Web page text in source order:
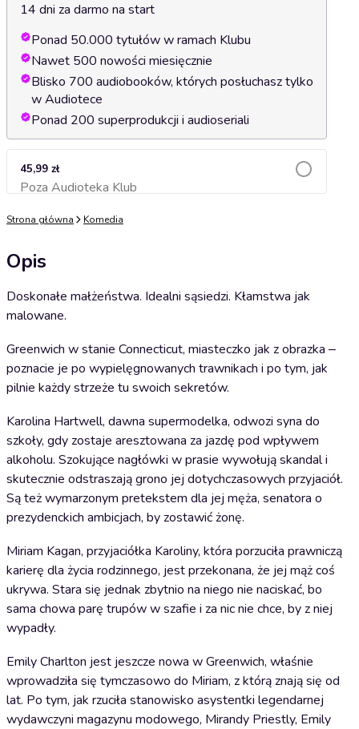
14 dni za darmo na start
Ponad 50.000 tytułów w ramach Klubu
Nawet 500 nowości miesięcznie
Blisko 700 audiobooków, których posłuchasz tylko
w Audiotece
Ponad 200 superprodukcji i audioseriali
45,99 zł
Poza Audioteka KlubDodaj do koszyka
Strona główna Komedia
Opis
Doskonałe małżeństwa. Idealni sąsiedzi. Kłamstwa jak
malowane.
Greenwich w stanie Connecticut, miasteczko jak z obrazka ‒
poznacie je po wypielęgnowanych trawnikach i po tym, jak
pilnie każdy strzeże tu swoich sekretów.
Karolina Hartwell, dawna supermodelka, odwozi syna do
szkoły, gdy zostaje aresztowana za jazdę pod wpływem
alkoholu. Szokujące nagłówki w prasie wywołują skandal i
skutecznie odstraszają grono jej dotychczasowych przyjaciół.
Są też wymarzonym pretekstem dla jej męża, senatora o
prezydenckich ambicjach, by zostawić żonę.
Miriam Kagan, przyjaciółka Karoliny, która porzuciła prawniczą
karierę dla życia rodzinnego, jest przekonana, że jej mąż coś
ukrywa. Stara się jednak zbytnio na niego nie naciskać, bo
sama chowa parę trupów w szafie i za nic nie chce, by z niej
wypadły.
Emily Charlton jest jeszcze nowa w Greenwich, właśnie
wprowadziła się tymczasowo do Miriam, z którą znają się od
lat. Po tym, jak rzuciła stanowisko asystentki legendarnej
wydawczyni magazynu modowego, Mirandy Priestly, Emily